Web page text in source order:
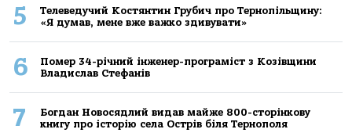
5
Телеведучий Костянтин Грубич про Тернопільщину:
«Я думав, мене вже важко здивувати»
6
Помер 34-річний інженер-програміст з Козівщини
Владислав Стефанів
7
Богдан Новосядлий видав майже 800-сторінкову
книгу про історію села Острів біля Тернополя